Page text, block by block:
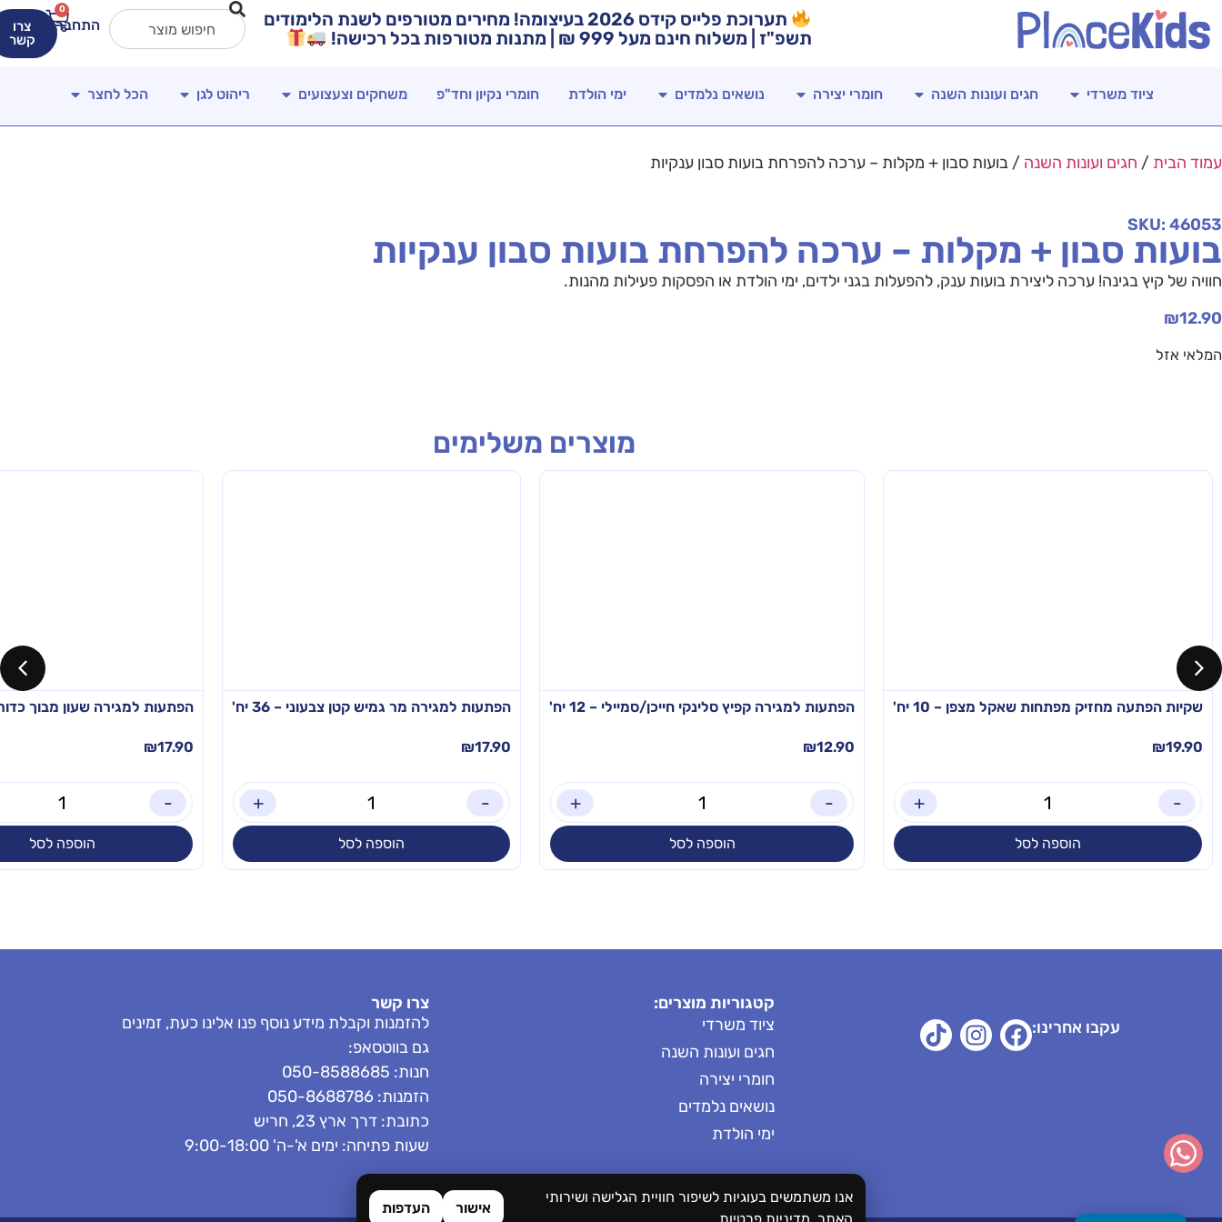
תערוכת פלייס קידס 2026 בעיצומה! מחירים מטורפים לשנת הלימודים
תשפ"ז | משלוח חינם מעל 999 ₪ | מתנות מטורפות בכל רכישה!
התחברות
0
צרו
קשר
ציוד משרדי חגים ועונות השנה חומרי יצירה נושאים נלמדים ימי הולדת חומרי נקיון וחד"פ משחקים וצעצועים ריהוט לגן הכל לחצר
עמוד הבית / חגים ועונות השנה / בועות סבון + מקלות – ערכה להפרחת בועות סבון ענקיות
SKU: 46053
בועות סבון + מקלות – ערכה להפרחת בועות סבון ענקיות
חוויה של קיץ בגינה! ערכה ליצירת בועות ענק, להפעלות בגני ילדים, ימי הולדת או הפסקות פעילות מהנות.
₪12.90
המלאי אזל
מוצרים משלימים
שקיות הפתעה מחזיק מפתחות שאקל מצפן – 10 יח'
₪19.90
-
+
הוספה לסל
הפתעות למגירה קפיץ סלינקי חייכן/סמיילי – 12 יח'
₪12.90
-
+
הוספה לסל
הפתעות למגירה מר גמיש קטן צבעוני – 36 יח'
₪17.90
-
+
הוספה לסל
הפתעות למגירה שעון מבוך כדורים –
₪17.90
-
הוספה לסל
עקבו אחרינו:
קטגוריות מוצרים:
ציוד משרדי
חגים ועונות השנה
חומרי יצירה
נושאים נלמדים
ימי הולדת
צרו קשר
להזמנות וקבלת מידע נוסף פנו אלינו כעת, זמינים
גם בווטסאפ:
חנות: 050-8588685
הזמנות: 050-8688786
כתובת: דרך ארץ 23, חריש
שעות פתיחה: ימים א'-ה' 9:00-18:00
אנו משתמשים בעוגיות לשיפור חוויית הגלישה ושירותי
אישור העדפות